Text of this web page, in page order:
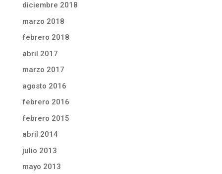
diciembre 2018
marzo 2018
febrero 2018
abril 2017
marzo 2017
agosto 2016
febrero 2016
febrero 2015
abril 2014
julio 2013
mayo 2013